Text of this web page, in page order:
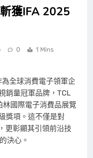
獲IFA 2025
0 1 Mins
全球消費電子領軍企
銷量冠軍品牌，TCL
國際電子消費品展覽
獎項。這不僅是對
更彰顯其引領前沿技
決心。